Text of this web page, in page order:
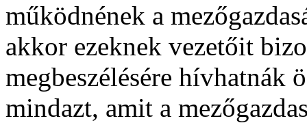
működnének a
akkor ezeknek vezetőit
megbeszélésére hívhatnák
mindazt, amit a